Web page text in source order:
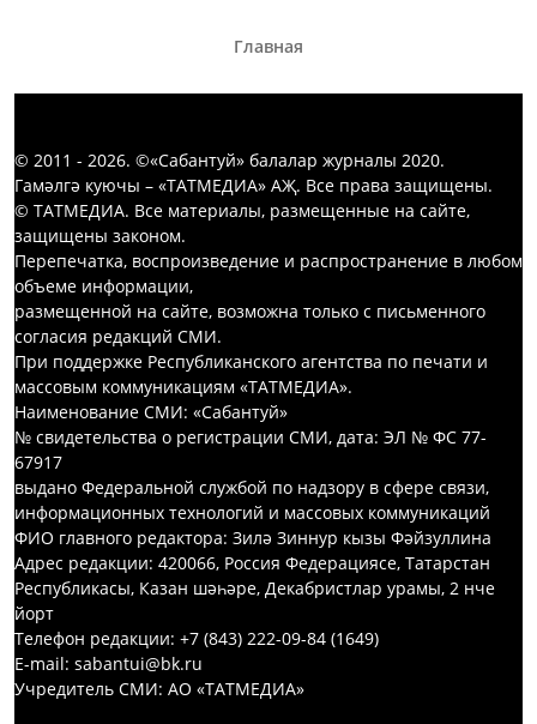
Главная
© 2011 - 2026. ©«Сабантуй» балалар журналы 2020.
Гамәлгә куючы – «ТАТМЕДИА» АҖ. Все права защищены.
© ТАТМЕДИА. Все материалы, размещенные на сайте,
защищены законом.
Перепечатка, воспроизведение и распространение в любом
объеме информации,
размещенной на сайте, возможна только с письменного
согласия редакций СМИ.
При поддержке Республиканского агентства по печати и
массовым коммуникациям «ТАТМЕДИА».
Наименование СМИ: «Сабантуй»
№ свидетельства о регистрации СМИ, дата: ЭЛ № ФС 77-
67917
выдано Федеральной службой по надзору в сфере связи,
информационных технологий и массовых коммуникаций
ФИО главного редактора: Зилә Зиннур кызы Фәйзуллина
Адрес редакции: 420066, Россия Федерациясе, Татарстан
Республикасы, Казан шәһәре, Декабристлар урамы, 2 нче
йорт
Телефон редакции: +7 (843) 222-09-84 (1649)
E-mail: sabantui@bk.ru
Учредитель СМИ: АО «ТАТМЕДИА»